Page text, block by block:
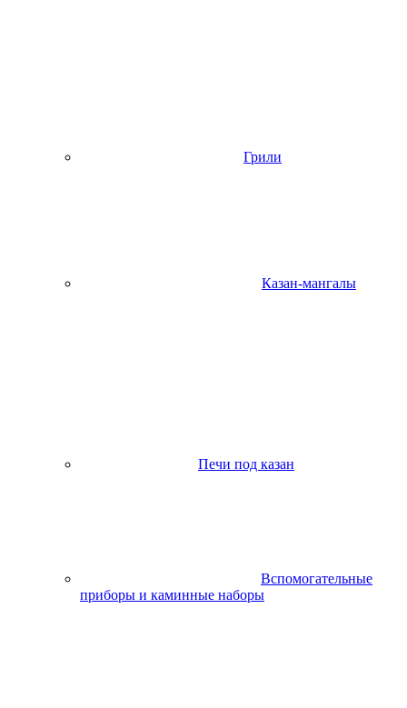
Грили
Казан-мангалы
Печи под казан
Вспомогательные
приборы и каминные наборы